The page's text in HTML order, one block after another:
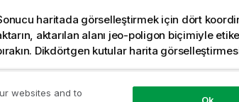
haritada görselleştirmek için dört
aktarılan alanı jeo-poligon biçimiyle
Dikdörtgen kutular harita
websites and to